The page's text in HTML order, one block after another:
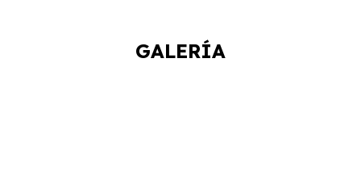
GALERÍA